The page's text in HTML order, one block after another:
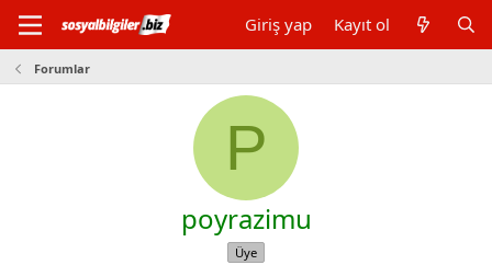
Giriş yap Kayıt ol
Forumlar
P
poyrazimu
Üye